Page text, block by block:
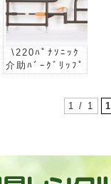
\220ﾊﾟﾅｿﾆｯｸ
介助ﾊﾞｰｸﾞﾘｯﾌﾟ
1 / 1 1